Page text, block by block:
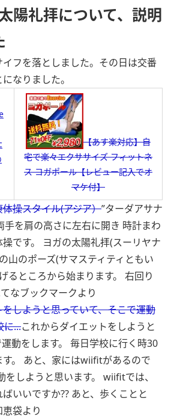
陽礼拝について、説明
フを落としました。その日は交番
なりました。
【あす楽対応】自
宅で楽々エクササイズ フィットネ
ス ヨガポール【レビュー記入でオ
マケ付】
操スタイル(アジア）”ターダアサナ
手を肩の高さに左右に開き 時計まわ
です。 ヨガの太陽礼拝(スーリヤナ
山のポーズ(サマスティティともい
るところから始まります。 右回り
なブックマークより
しようと思っていて、そこで運動
に...これからダイエットをしようと
動をします。 毎日学校に行く時30
。 あと、家にはwiifitがあるので
しようと思います。 wiifitでは、
いいですか?? あと、歩くことと
袋より